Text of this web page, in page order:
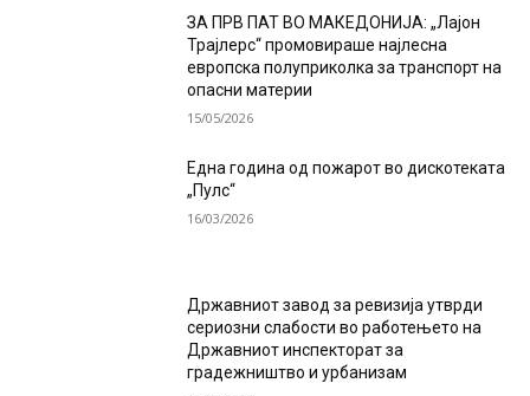
ЗА ПРВ ПАТ ВО МАКЕДОНИЈА: „Лајон
Трајлерс“ промовираше најлесна
европска полуприколка за транспорт на
опасни материи
15/05/2026
Една година од пожарот во дискотеката
„Пулс“
16/03/2026
Државниот завод за ревизија утврди
сериозни слабости во работењето на
Државниот инспекторат за
градежништво и урбанизам